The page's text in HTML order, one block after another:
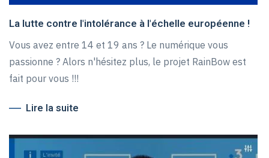
La lutte contre l'intolérance à l'échelle européenne !
Vous avez entre 14 et 19 ans ? Le numérique vous
passionne ? Alors n'hésitez plus, le projet RainBow est
fait pour vous !!!
Lire la suite